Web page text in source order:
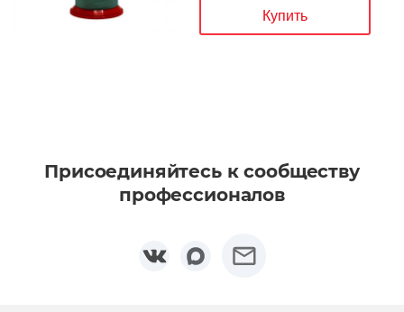
Купить
Присоединяйтесь к сообществу
профессионалов